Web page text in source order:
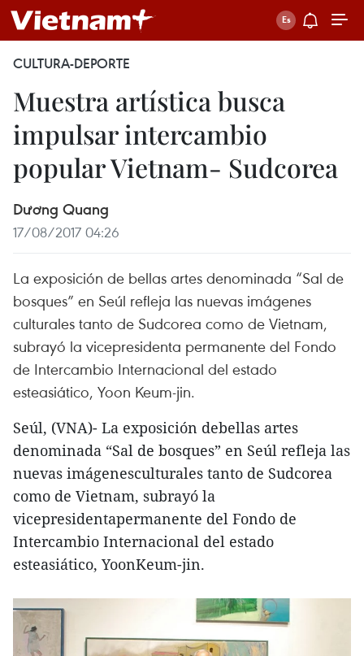
CULTURA-DEPORTE
Muestra artística busca
impulsar intercambio
popular Vietnam- Sudcorea
Dương Quang
17/08/2017 04:26
La exposición de bellas artes denominada “Sal de
bosques” en Seúl refleja las nuevas imágenes
culturales tanto de Sudcorea como de Vietnam,
subrayó la vicepresidenta permanente del Fondo
de Intercambio Internacional del estado
esteasiático, Yoon Keum-jin.
Seúl, (VNA)- La exposición debellas artes
denominada “Sal de bosques” en Seúl refleja las
nuevas imágenesculturales tanto de Sudcorea
como de Vietnam, subrayó la
vicepresidentapermanente del Fondo de
Intercambio Internacional del estado
esteasiático, YoonKeum-jin.